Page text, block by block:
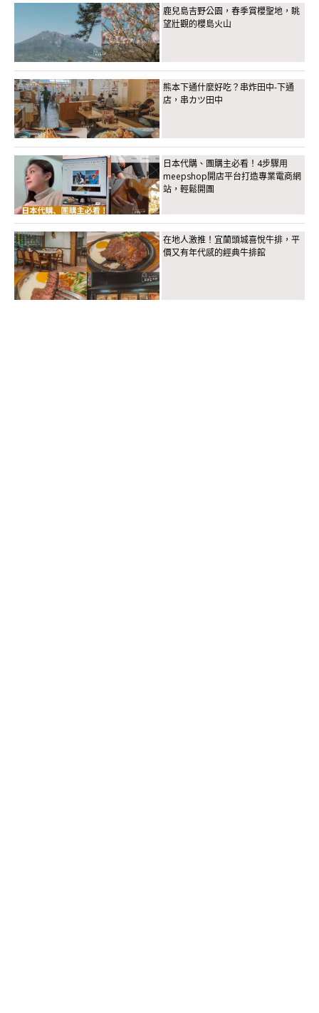
鹿兒島吉野公園，春季賞櫻聖地，眺
望壯觀的櫻島火山
熊本下通什麼好吃？串炸田中-下通
店，串カツ田中
日本代購、團購主必看！4步驟用
meepshop開店平台打造專業電商網
站，輕鬆開團
在地人激推！宜蘭頭城喜悅牛排，平
價又有年代感的經典牛排館